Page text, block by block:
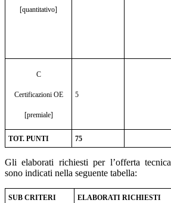
[quantitativo]
C
Certificazioni OE
[premiale]
5
TOT. PUNTI 75
Gli elaborati richiesti per l’offerta tecnica
sono indicati nella seguente tabella:
SUB CRITERI ELABORATI RICHIESTI